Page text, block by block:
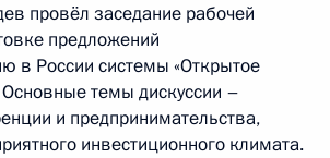
провёл заседание рабочей
предложений
в России системы «Открытое
Основные темы дискуссии –
и предпринимательства,
инвестиционного климата.